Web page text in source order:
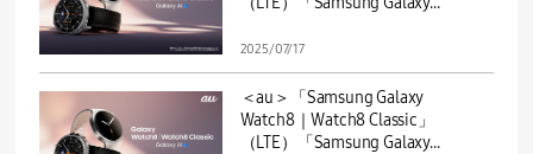
2025/07/17
＜au＞「Samsung Galaxy
Watch8｜Watch8 Classic」
（LTE）「Samsung Galaxy...